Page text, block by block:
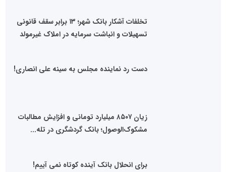
تخلفات آشکار بانک شهر؛ ۱۳ برابر سقف قانونی
تسهیلات و انباشت سرمایه در املاک غیرمولد
دست رد نماینده مجلس به سینه علی انصاری!
زیان ۸۵۰۷ میلیارد تومانی و افزایش مطالبات
مشکوک‌الوصول؛ بانک گردشگری در تله...
برای انحلال بانک آینده کوتاه نمی آییم!